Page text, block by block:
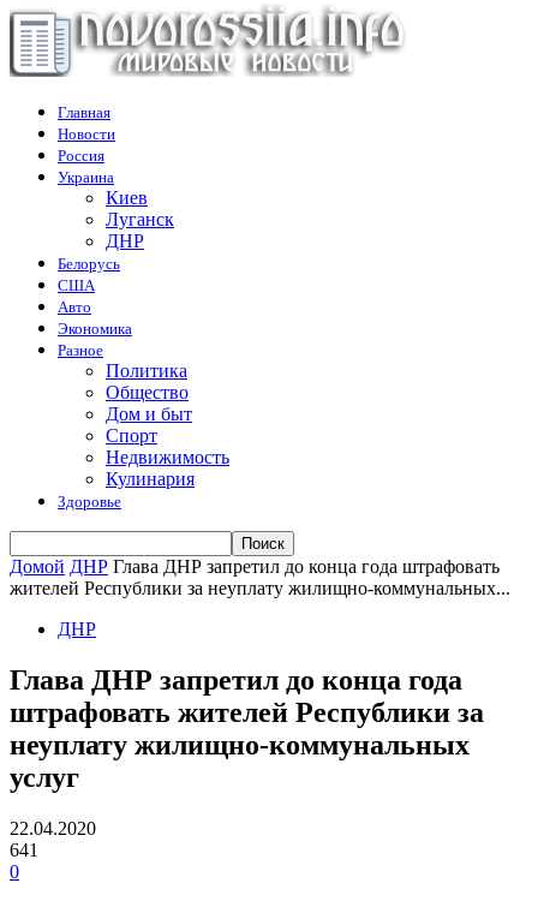
Главная
Новости
Россия
Украина
Киев
Луганск
ДНР
Белорусь
США
Авто
Экономика
Разное
Политика
Общество
Дом и быт
Спорт
Недвижимость
Кулинария
Здоровье
Домой ДНР Глава ДНР запретил до конца года штрафовать
жителей Республики за неуплату жилищно-коммунальных...
ДНР
Глава ДНР запретил до конца года
штрафовать жителей Республики за
неуплату жилищно-коммунальных
услуг
22.04.2020
641
0